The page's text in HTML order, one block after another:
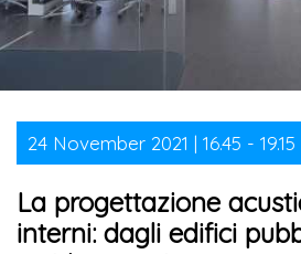
24 November 2021 | 16.45 - 19.15
La progettazione
interni: dagli edifici